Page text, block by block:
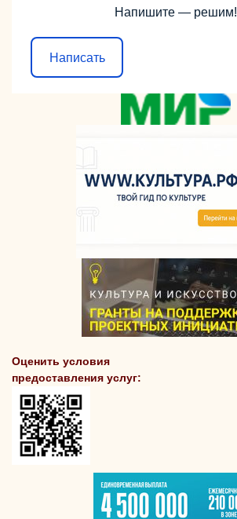
Напишите — решим!
Написать
Оценить условия
предоставления услуг: